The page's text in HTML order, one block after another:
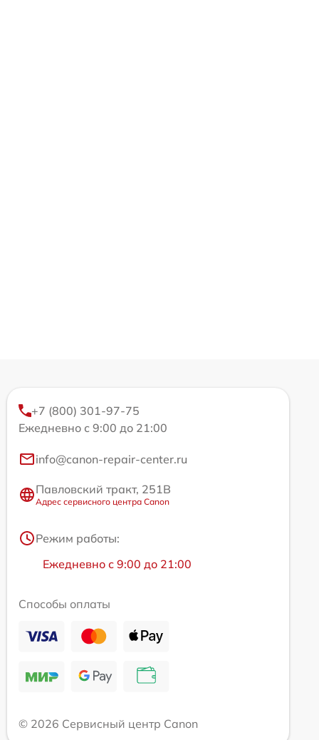
+7 (800) 301-97-75
Ежедневно с 9:00 до 21:00
info@canon-repair-center.ru
Павловский тракт, 251В
Адрес сервисного центра Canon
Режим работы:
Ежедневно с 9:00 до 21:00
Способы оплаты
© 2026 Сервисный центр Canon